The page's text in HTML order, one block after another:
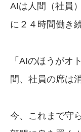
AIは人間（社員
に２４時間働き
「AIのほうがオ
間、社員の席は
今、これまで守